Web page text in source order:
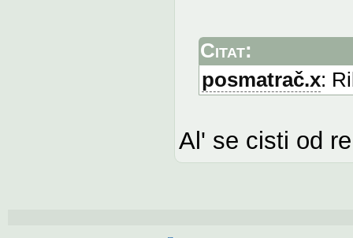
Citat:
posmatrač.x:
Al' se cisti od